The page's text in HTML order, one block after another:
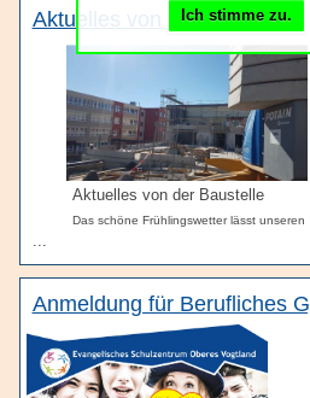
Schulgemeinschaft
Schulorganisation
Aktuelles von der Baustelle
Aktuelles von der Baustelle
Das schöne Frühlingswetter lässt unseren
Anmeldung für Berufliches
Ich stimme zu.